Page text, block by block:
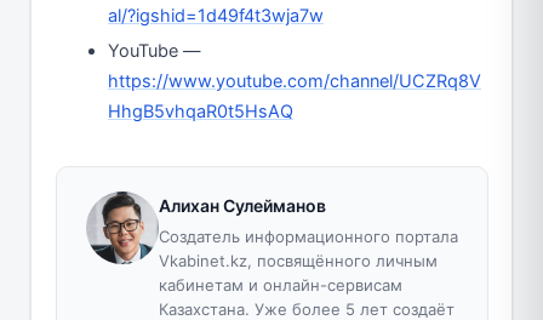
al/?igshid=1d49f4t3wja7w
YouTube —
https://www.youtube.com/channel/UCZRq8V
HhgB5vhqaR0t5HsAQ
Алихан Сулейманов
Создатель информационного портала
Vkabinet.kz, посвящённого личным
кабинетам и онлайн-сервисам
Казахстана. Уже более 5 лет создаёт